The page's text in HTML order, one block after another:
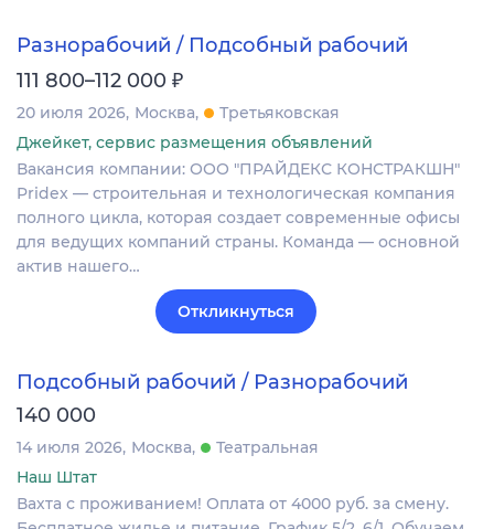
Разнорабочий / Подсобный рабочий
111 800–112 000 ₽
20 июля 2026 Москва
Третьяковская
Джейкет, сервис размещения объявлений
Вакансия компании: ООО "ПРАЙДЕКС КОНСТРАКШН"
Pridex — строительная и технологическая компания
полного цикла, которая создает современные офисы
для ведущих компаний страны. Команда — основной
актив нашего…
Откликнуться
Подсобный рабочий / Разнорабочий
140 000
14 июля 2026 Москва
Театральная
Наш Штат
Вахта с проживанием! Оплата от 4000 руб. за смену.